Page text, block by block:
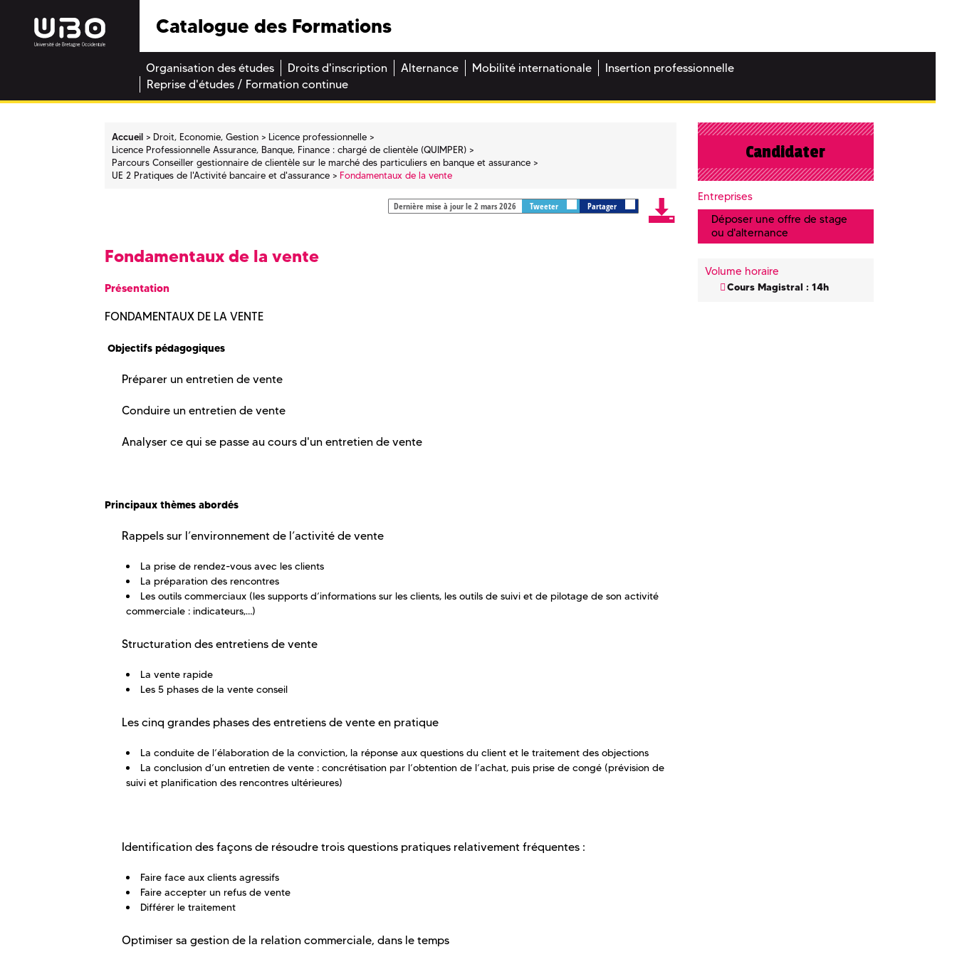
Catalogue des Formations
Organisation des études Droits d'inscription Alternance Mobilité internationale
Insertion professionnelle
Reprise d'études / Formation continue
Accueil Droit, Economie, Gestion
Licence professionnelle
Licence Professionnelle Assurance, Banque, Finance : chargé de clientèle (QUIMPER)
Parcours Conseiller gestionnaire de clientèle sur le marché des particuliers en banque et assurance
UE 2 Pratiques de l'Activité bancaire et d'assurance
Fondamentaux de la vente
Dernière mise à jour le 2 mars 2026 Tweeter Partager
Fondamentaux de la vente
Présentation
FONDAMENTAUX DE LA VENTE
Objectifs pédagogiques
Préparer un entretien de vente
Conduire un entretien de vente
Analyser ce qui se passe au cours d'un entretien de vente
Principaux thèmes abordés
Rappels sur l’environnement de l’activité de vente
La prise de rendez-vous avec les clients
La préparation des rencontres
Les outils commerciaux (les supports d’informations sur les clients, les outils de suivi et de pilotage de son activité
commerciale : indicateurs,…)
Structuration des entretiens de vente
La vente rapide
Les 5 phases de la vente conseil
Les cinq grandes phases des entretiens de vente en pratique
La conduite de l’élaboration de la conviction, la réponse aux questions du client et le traitement des objections
La conclusion d’un entretien de vente : concrétisation par l’obtention de l’achat, puis prise de congé (prévision de
suivi et planification des rencontres ultérieures)
Identification des façons de résoudre trois questions pratiques relativement fréquentes :
Faire face aux clients agressifs
Faire accepter un refus de vente
Différer le traitement
Optimiser sa gestion de la relation commerciale, dans le temps
Candidater
Entreprises
Déposer une offre de stage
ou d'alternance
Volume horaire
Cours Magistral : 14h